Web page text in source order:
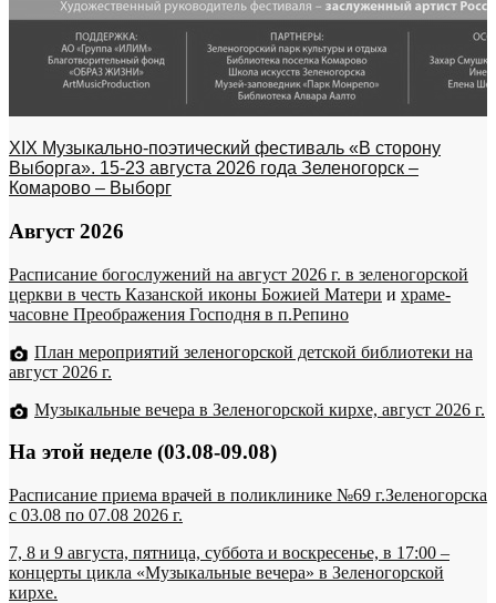
XIX Музыкально-поэтический фестиваль «В сторону
Выборга». 15-23 августа 2026 года Зеленогорск –
Комарово – Выборг
Август 2026
Расписание богослужений на август 2026 г. в зеленогорской
церкви в честь Казанской иконы Божией Матери и храме-
часовне Преображения Господня в п.Репино
План мероприятий зеленогорской детской библиотеки на
август 2026 г.
Музыкальные вечера в Зеленогорской кирхе, август 2026 г.
На этой неделе (03.08-09.08)
Расписание приема врачей в поликлинике №69 г.Зеленогорска
c 03.08 по 07.08 2026 г.
7, 8 и 9 августа, пятница, суббота и воскресенье, в 17:00 –
концерты цикла «Музыкальные вечера» в Зеленогорской
кирхе.